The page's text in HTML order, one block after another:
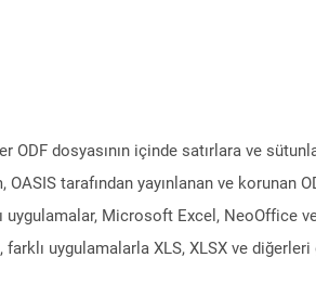
ODF dosyasının içinde satırlara ve
tarafından yayınlanan ve korunan
Microsoft Excel, NeoOffice
uygulamalarla XLS, XLSX ve